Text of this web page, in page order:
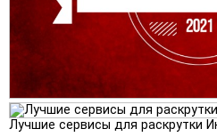
Лучшие сервисы для раскрутки